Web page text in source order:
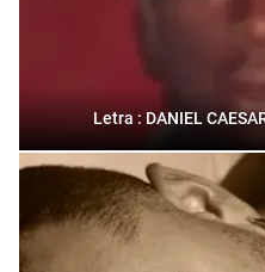
Letra : DANIEL